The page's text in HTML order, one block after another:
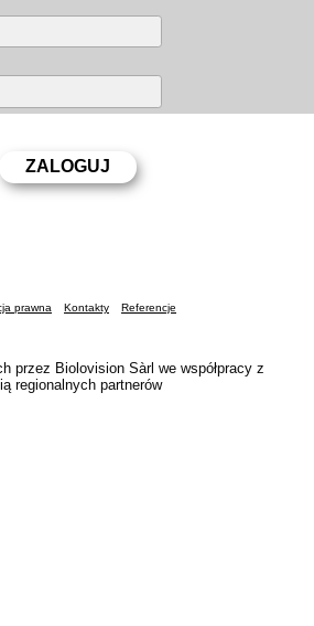
prawna Kontakty Referencje
przez Biolovision Sàrl we współpracy z
regionalnych partnerów